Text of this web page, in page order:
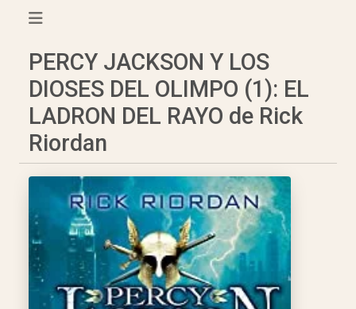
PERCY JACKSON Y LOS
DIOSES DEL OLIMPO (1): EL
LADRON DEL RAYO de Rick
Riordan